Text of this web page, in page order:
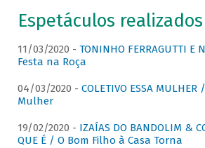
Espetáculos realizados
11/03/2020 - TONINHO FERRAGUTTI E
Festa na Roça
04/03/2020 - COLETIVO ESSA
Mulher
19/02/2020 - IZAÍAS DO BANDOLIM &
QUE É / O Bom Filho à Casa Torna